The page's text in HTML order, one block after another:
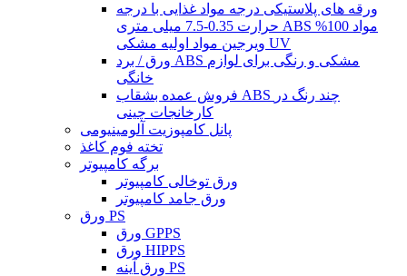
ورقه های پلاستیکی درجه مواد غذایی با درجه
حرارت 0.35-7.5 میلی متری ABS مواد 100%
ویرجین مواد اولیه مشکی UV
ورق / برد ABS مشکی و رنگی برای لوازم
خانگی
فروش عمده بشقاب ABS چند رنگ در
کارخانجات چینی
پانل کامپوزیت آلومینیومی
تخته فوم کاغذ
برگه کامپیوتر
ورق توخالی کامپیوتر
ورق جامد کامپیوتر
ورق PS
ورق GPPS
ورق HIPPS
ورق آینه PS